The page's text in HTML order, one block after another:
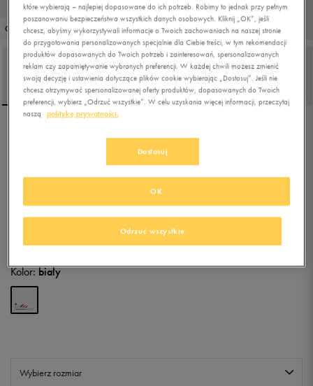
OUTLET
ADIDAS BREAKNET 2.0
KLUBIE 50 STYLE
Kolor:biały
Wybierz rozmiar
które wybierają – najlepiej dopasowane do ich potrzeb. Robimy to jednak przy pełnym
poszanowaniu bezpieczeństwa wszystkich danych osobowych. Kliknij „OK”, jeśli
chcesz, abyśmy wykorzystywali informacje o Twoich zachowaniach na naszej stronie
do przygotowania personalizowanych specjalnie dla Ciebie treści, w tym rekomendacji
produktów dopasowanych do Twoich potrzeb i zainteresowań, spersonalizowanych
reklam czy zapamiętywanie wybranych preferencji. W każdej chwili możesz zmienić
swoją decyzję i ustawienia dotyczące plików cookie wybierając „Dostosuj”. Jeśli nie
chcesz otrzymywać spersonalizowanej oferty produktów, dopasowanych do Twoich
preferencji, wybierz „Odrzuć wszystkie”. W celu uzyskania więcej informacji, przeczytaj
naszą
politykę prywatności.
Dostosuj
Odrzuć wszystkie
OK